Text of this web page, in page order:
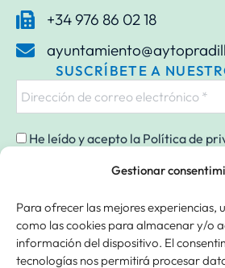
Gestionar
Para ofrecer las mejores experiencias,
como las cookies para almacenar y/o
información del dispositivo. El
tecnologías nos permitirá procesar
+34 976 86 02 18
SUSCRÍBETE A
He leído y acepto la Política de
Responsable » Ayuntamiento de Pradilla
enviarte nuestras publicaciones y
consentimiento. / Destinatarios » solo se